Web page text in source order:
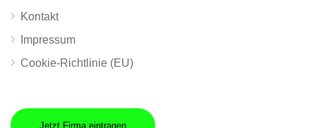
Kontakt
Impressum
Cookie-Richtlinie (EU)
Jetzt Firma eintragen